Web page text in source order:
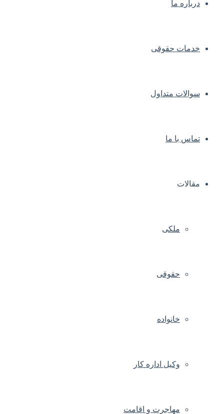
درباره ما
خدمات حقوقی
سوالات متداول
تماس با ما
مقالات
ملکی
حقوقی
خانواده
وکیل اداره کار
مهاجرت و اقامت